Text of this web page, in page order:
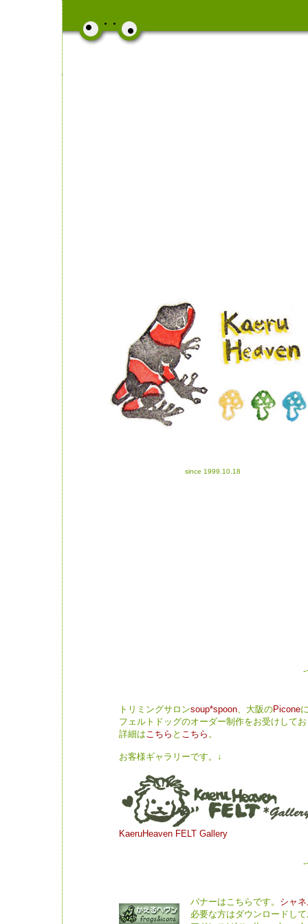
since 1999.10.18
-
トリミングサロンsoup*spoon、大阪のPicone
フェルトドッグのオーダー制作をお受けして
詳細はこちら と こちら 。
お客様ギャラリーです。↓
KaeruHeaven FELT Gallery
-
バナーはこちらです。 シャ
必要な方はダウンロードし